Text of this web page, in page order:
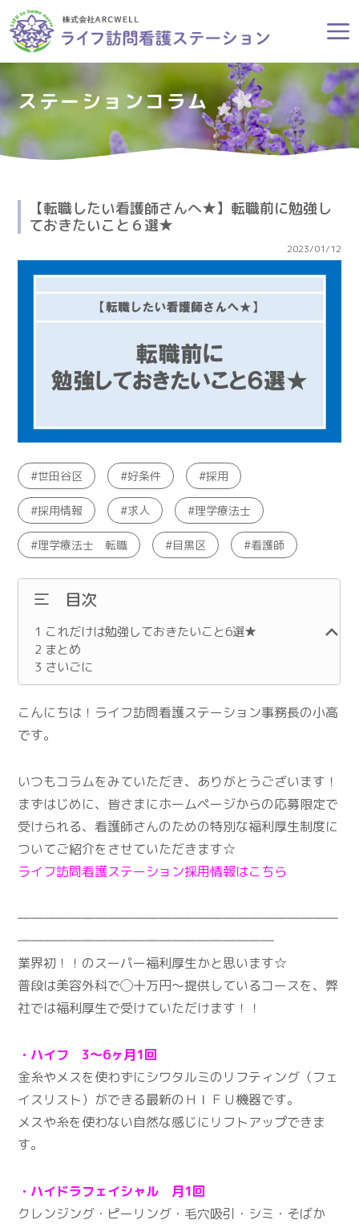
ステーションコラム
【転職したい看護師さんへ★】転職前に勉強し
ておきたいこと６選★
2023/01/12
世田谷区 好条件 採用
採用情報 求人 理学療法士
理学療法士 転職 目黒区 看護師
目次
1 これだけは勉強しておきたいこと6選★
2 まとめ
3 さいごに
こんにちは！ライフ訪問看護ステーション事務長の小高
です。
いつもコラムをみていただき、ありがとうございます！
まずはじめに、皆さまにホームページからの応募限定で
受けられる、看護師さんのための特別な福利厚生制度に
ついてご紹介をさせていただきます☆
ライフ訪問看護ステーション採用情報はこちら
―――――――――――――――――――――――――
――――――――――――――――――――
業界初！！のスーパー福利厚生かと思います☆
普段は美容外科で◯十万円〜提供しているコースを、弊
社では福利厚生で受けていただけます！！
・ハイフ 3～6ヶ月1回
金糸やメスを使わずにシワタルミのリフティング（フェ
イスリスト）ができる最新のＨＩＦＵ機器です。
メスや糸を使わない自然な感じにリフトアップできま
す。
・ハイドラフェイシャル 月1回
クレンジング・ピーリング・毛穴吸引・シミ・そばか